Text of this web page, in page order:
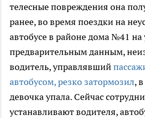
телесные повреждения она
ранее, во время поездки на
автобусе в районе дома №41 на
предварительным данным,
водитель, управлявший
автобусом, резко затормозил,
девочка упала. Сейчас
устанавливают водителя,